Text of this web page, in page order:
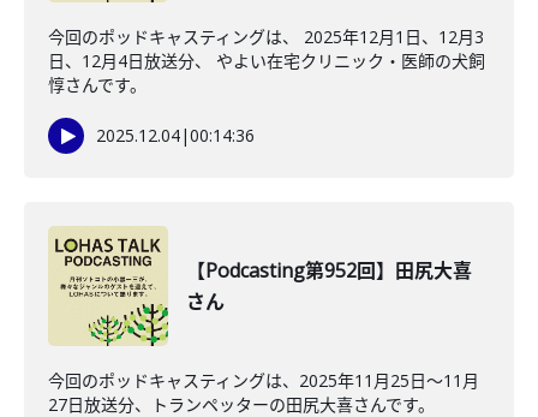
今回のポッドキャスティングは、 2025年12月1日、12月3
日、12月4日放送分、 やよい在宅クリニック・医師の犬飼
惇さんです。
2025.12.04|00:14:36
【Podcasting第952回】田尻大喜
さん
今回のポッドキャスティングは、2025年11月25日〜11月
27日放送分、トランペッターの田尻大喜さんです。